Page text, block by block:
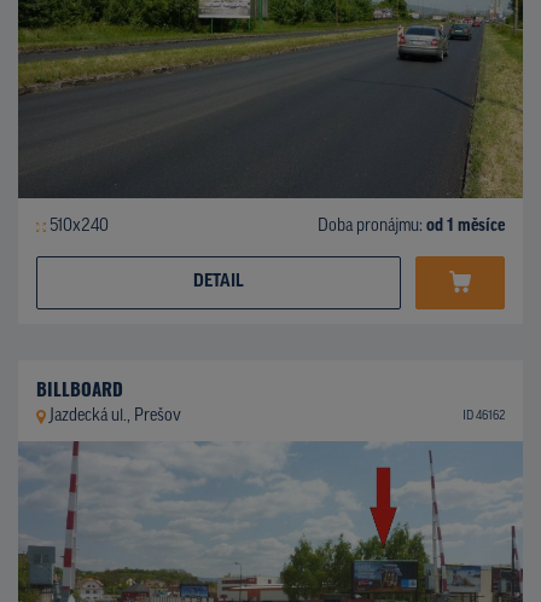
510x240 Doba pronájmu: od 1 měsíce
DETAIL
BILLBOARD
Jazdecká ul., Prešov ID 46162